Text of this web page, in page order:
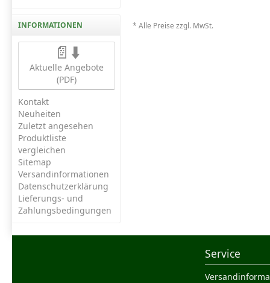
INFORMATIONEN
📄⬇️
Aktuelle Angebote
(PDF)
Kontakt
Neuheiten
Zuletzt angesehen
Produktliste
vergleichen
Sitemap
Versandinformationen
Datenschutzerklärung
Lieferungs- und
Zahlungsbedingungen
* Alle Preise zzgl. MwSt.
Service